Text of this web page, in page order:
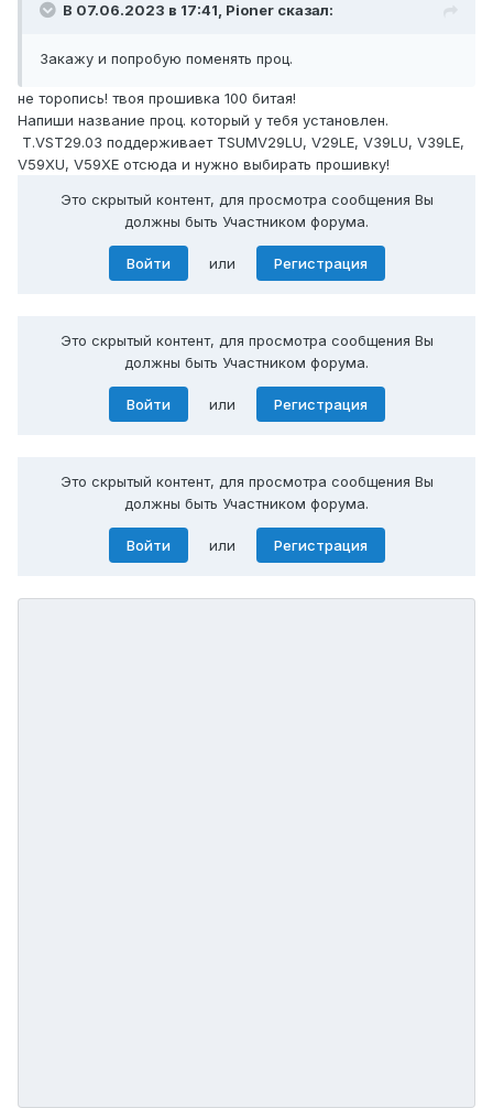
В 07.06.2023 в 17:41, Pioner сказал:
Закажу и попробую поменять проц.
не торопись! твоя прошивка 100 битая!
Напиши название проц. который у тебя установлен.
T.VST29.03 поддерживает TSUMV29LU, V29LE, V39LU, V39LE,
V59XU, V59XE отсюда и нужно выбирать прошивку!
Это скрытый контент, для просмотра сообщения Вы
должны быть Участником форума.
Войти или Регистрация
Это скрытый контент, для просмотра сообщения Вы
должны быть Участником форума.
Войти или Регистрация
Это скрытый контент, для просмотра сообщения Вы
должны быть Участником форума.
Войти или Регистрация